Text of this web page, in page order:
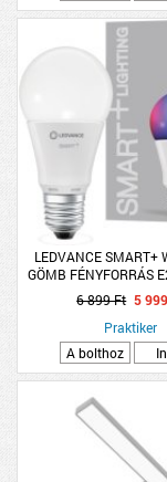
LEDVANCE SMART+
GÖMB FÉNYFORRÁS
6 899 Ft 5
Praktiker
A bolthoz